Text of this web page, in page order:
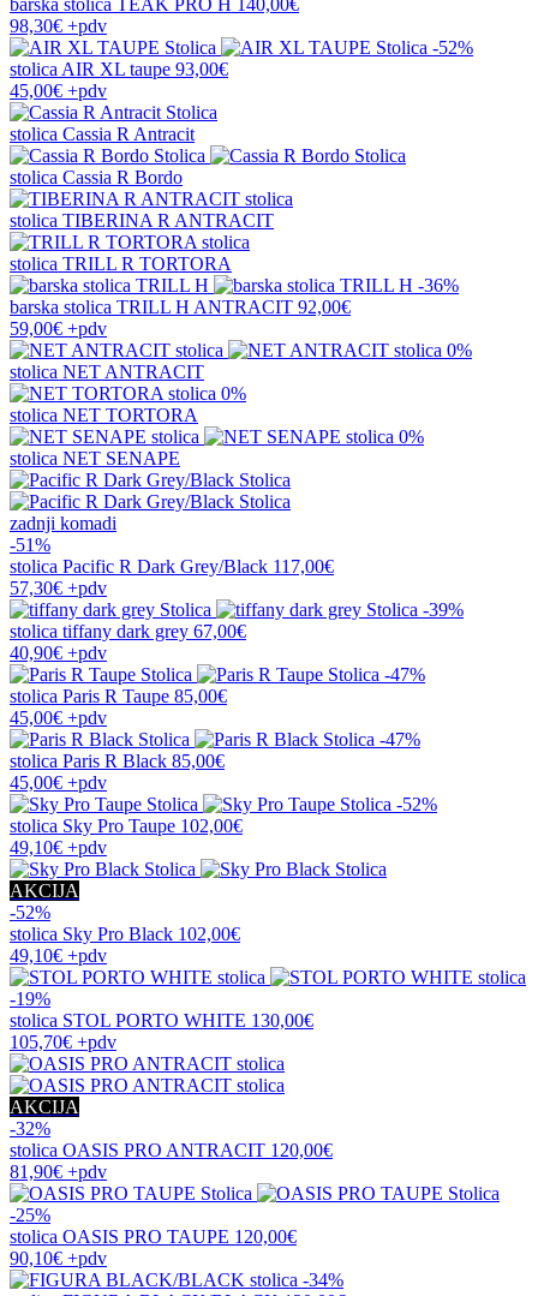
98,30€ +pdv
-52%
stolica AIR XL taupe 93,00€
45,00€ +pdv
stolica Cassia R Antracit
stolica Cassia R Bordo
stolica TIBERINA R ANTRACIT
stolica TRILL R TORTORA
-36%
barska stolica TRILL H ANTRACIT 92,00€
59,00€ +pdv
0%
stolica NET ANTRACIT
0%
stolica NET TORTORA
0%
stolica NET SENAPE
zadnji komadi
-51%
stolica Pacific R Dark Grey/Black 117,00€
57,30€ +pdv
-39%
stolica tiffany dark grey 67,00€
40,90€ +pdv
-47%
stolica Paris R Taupe 85,00€
45,00€ +pdv
-47%
stolica Paris R Black 85,00€
45,00€ +pdv
-52%
stolica Sky Pro Taupe 102,00€
49,10€ +pdv
AKCIJA
-52%
stolica Sky Pro Black 102,00€
49,10€ +pdv
-19%
stolica STOL PORTO WHITE 130,00€
105,70€ +pdv
AKCIJA
-32%
stolica OASIS PRO ANTRACIT 120,00€
81,90€ +pdv
-25%
stolica OASIS PRO TAUPE 120,00€
90,10€ +pdv
-34%